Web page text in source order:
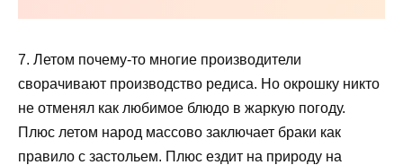
7. Летом почему-то многие производители
сворачивают производство редиса. Но окрошку никто
не отменял как любимое блюдо в жаркую погоду.
Плюс летом народ массово заключает браки как
правило с застольем. Плюс ездит на природу на